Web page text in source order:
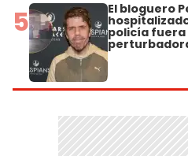
5 El bloguero
policía fuera